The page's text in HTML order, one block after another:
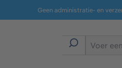
platformGeen administratie- en